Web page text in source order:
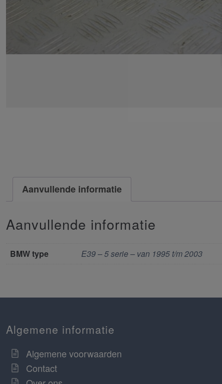
Aanvullende informatie
Aanvullende informatie
BMW type E39 – 5 serie – van 1995 t/m 2003
Algemene informatie
Algemene voorwaarden
Contact